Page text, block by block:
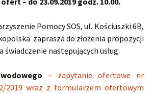
Pomocy SOS, ul. Kościuszki 6B,
zaprasza do złożenia propozycji
następujących usług:
– zapytanie ofertowe nr
2019 wraz z formularzem ofertowym